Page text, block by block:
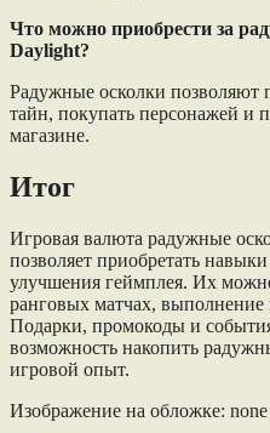
Что можно приобрести за
Daylight?
Радужные осколки позволяют
тайн, покупать персонажей и
магазине.
Итог
Игровая валюта радужные
позволяет приобретать
улучшения геймплея. Их
ранговых матчах,
Подарки, промокоды и
возможность накопить
игровой опыт.
Изображение на обложке: none